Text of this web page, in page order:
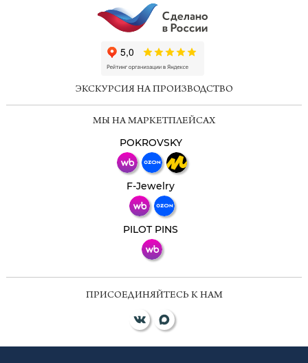
ЭКСКУРСИЯ НА ПРОИЗВОДСТВО
МЫ НА МАРКЕТПЛЕЙСАХ
POKROVSKY
F-Jewelry
PILOT PINS
ПРИСОЕДИНЯЙТЕСЬ К НАМ